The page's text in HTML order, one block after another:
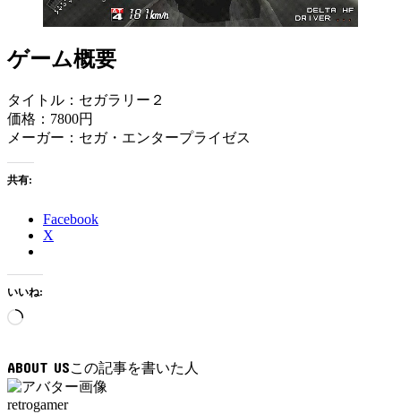
ゲーム概要
タイトル：セガラリー２
価格：7800円
メーガー：セガ・エンタープライゼス
共有:
Facebook
X
いいね:
読
み
中…
ABOUT US
retrogamer